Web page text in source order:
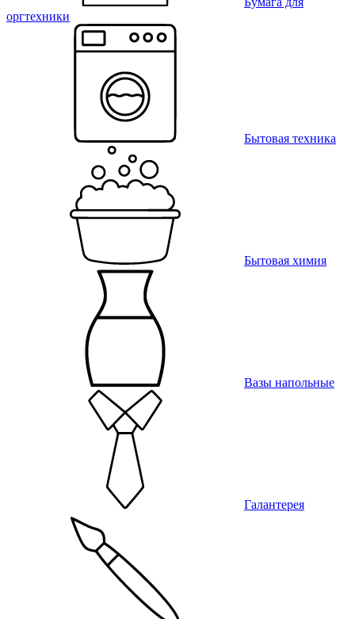
оргтехники
Бытовая техника
Бытовая химия
Вазы напольные
Галантерея